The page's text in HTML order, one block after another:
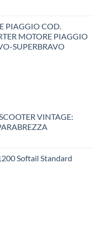
PIAGGIO COD.
MOTORE PIAGGIO
SUPERBRAVO
VINTAGE:
Softail Standard